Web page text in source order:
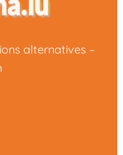
alternatives –